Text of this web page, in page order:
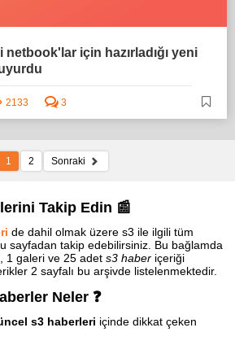
netbook'lar için hazırladığı yeni
2133 3
1 2 Sonraki
Takip Edin 📰
de dahil olmak üzere s3 ile ilgili tüm
sayfadan takip edebilirsiniz. Bu bağlamda
1 galeri ve 25 adet s3 haber içeriği
2 sayfalı bu arşivde listelenmektedir.
Neler ❓
s3 haberleri içinde dikkat çeken